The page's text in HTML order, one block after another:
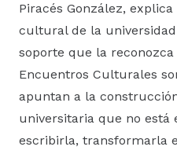
Piracés González,
cultural de la
soporte que la reconozca
Encuentros Culturales
apuntan a la
universitaria que no está
escribirla, transformarla